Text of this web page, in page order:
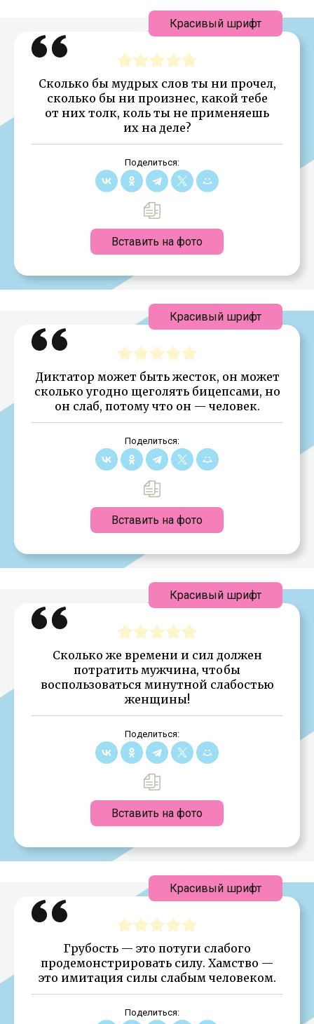
Сколько бы мудрых слов ты ни прочел,
сколько бы ни произнес, какой тебе
от них толк, коль ты не применяешь
их на деле?
Поделиться:
Вставить на фото
Красивый шрифт
Диктатор может быть жесток, он может
сколько угодно щеголять бицепсами, но
он слаб, потому что он — человек.
Поделиться:
Вставить на фото
Красивый шрифт
Сколько же времени и сил должен
потратить мужчина, чтобы
воспользоваться минутной слабостью
женщины!
Поделиться:
Вставить на фото
Красивый шрифт
Грубость — это потуги слабого
продемонстрировать силу. Хамство —
это имитация силы слабым человеком.
Поделиться:
Красивый шрифт